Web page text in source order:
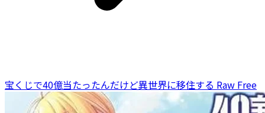
宝くじで40億当たったんだけど異世界に移住する Raw Free